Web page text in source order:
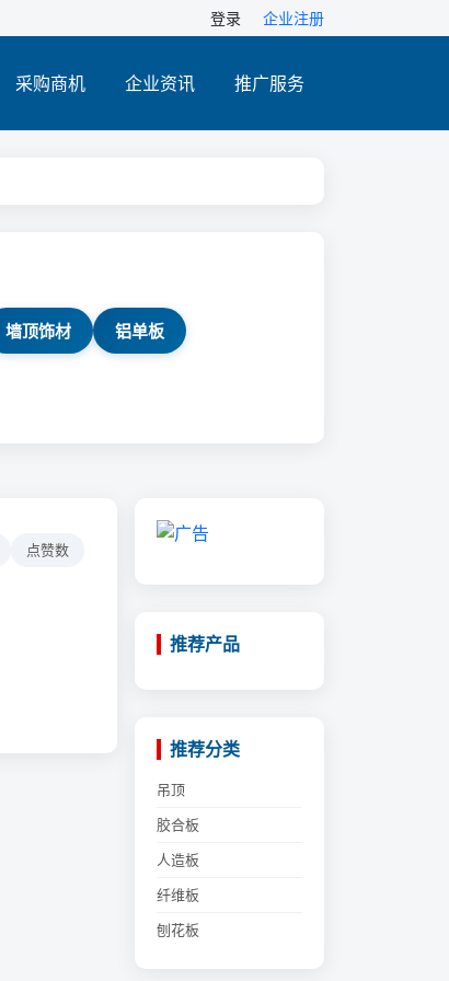
登录 企业注册
采购商机 企业资讯 推广服务
墙顶饰材 铝单板
点赞数
推荐产品
推荐分类
吊顶
胶合板
人造板
纤维板
刨花板